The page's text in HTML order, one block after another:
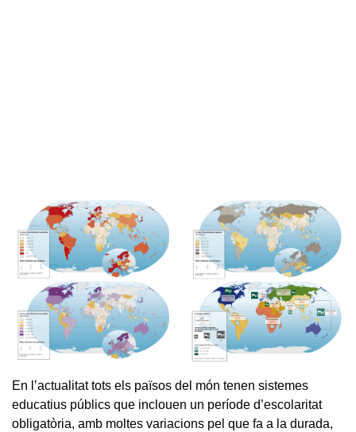
En l’actualitat tots els països del món tenen sistemes
educatius públics que inclouen un període d’escolaritat
obligatòria, amb moltes variacions pel que fa a la durada,